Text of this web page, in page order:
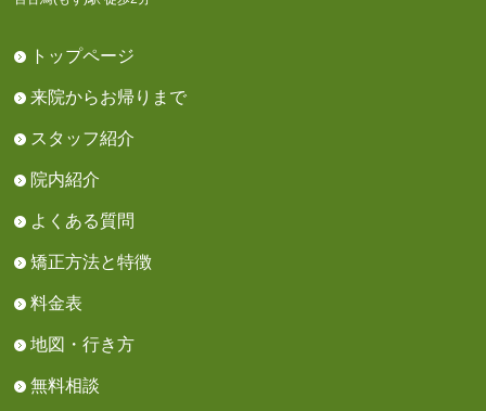
トップページ
来院からお帰りまで
スタッフ紹介
院内紹介
よくある質問
矯正方法と特徴
料金表
地図・行き方
無料相談